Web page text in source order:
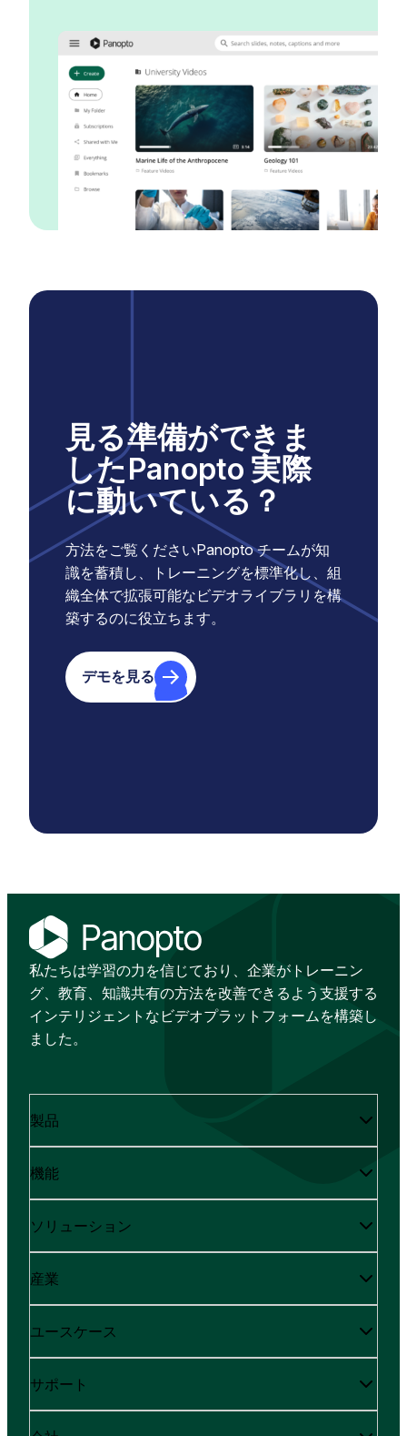
見る準備ができま
したPanopto 実際
に動いている？
方法をご覧くださいPanopto チームが知
識を蓄積し、トレーニングを標準化し、組
織全体で拡張可能なビデオライブラリを構
築するのに役立ちます。
デモを見る
私たちは学習の力を信じており、企業がトレーニン
グ、教育、知識共有の方法を改善できるよう支援する
インテリジェントなビデオプラットフォームを構築し
ました。
製品
機能
ソリューション
産業
ユースケース
サポート